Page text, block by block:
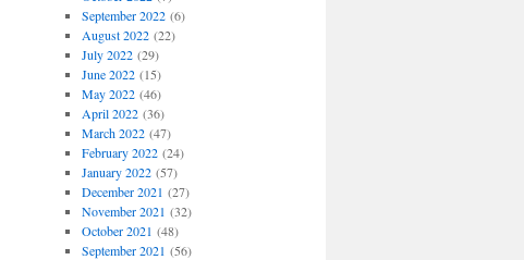
September 2022(6)
August 2022(22)
July 2022(29)
June 2022(15)
May 2022(46)
April 2022(36)
March 2022(47)
February 2022(24)
January 2022(57)
December 2021 (27)
November 2021 (32)
October 2021 (48)
September 2021 (56)